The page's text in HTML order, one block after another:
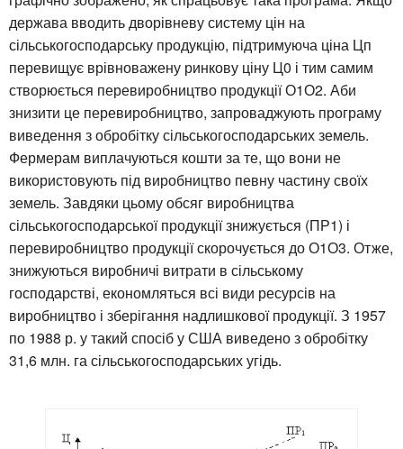
держава вводить дворівневу систему цін на
сільськогосподарську продукцію, підтримуюча ціна Цп
перевищує врівноважену ринкову ціну Ц0 і тим самим
створюється перевиробництво продукції О1О2. Аби
знизити це перевиробництво, запроваджують програму
виведення з обробітку сільськогосподарських земель.
Фермерам виплачуються кошти за те, що вони не
використовують під виробництво певну частину своїх
земель. Завдяки цьому обсяг виробництва
сільськогосподарської продукції знижується (ПР1) і
перевиробництво продукції скорочується до О1О3. Отже,
знижуються виробничі витрати в сільському
господарстві, економляться всі види ресурсів на
виробництво і зберігання надлишкової продукції. З 1957
по 1988 р. у такий спосіб у США виведено з обробітку
31,6 млн. га сільськогосподарських угідь.